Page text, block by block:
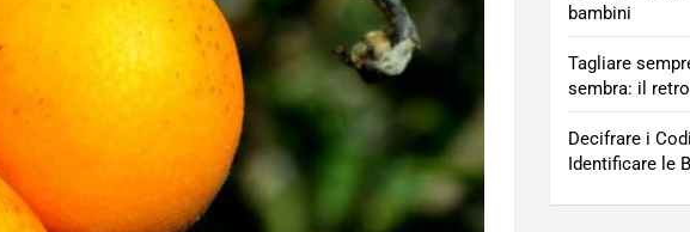
bambini
Tagliare
sembra: il
Decifrare i
Identificare le